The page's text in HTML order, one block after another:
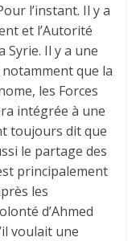
l’instant. Il y a
et l’Autorité
Syrie. Il y a une
que la
les Forces
intégrée à une
toujours dit que
le partage des
principalement
les
d’Ahmed
voulait une